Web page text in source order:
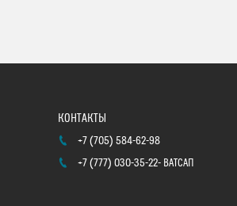
+7 (705) 584-62-98
+7 (777) 030-35-22 ВАТСАП